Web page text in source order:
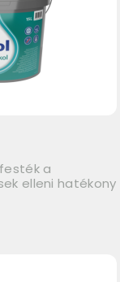
a
elleni hatékony